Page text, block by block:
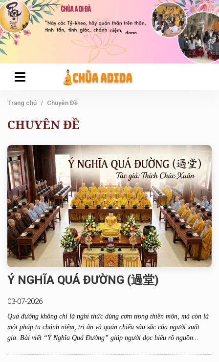
Trang chủ Chuyên Đề
CHUYÊN ĐỀ
Ý NGHĨA QUÁ ĐƯỜNG (過堂)
03-07-2026
Quá đường không chỉ là nghi thức dùng cơm trong thiền môn, mà còn là
một pháp tu chánh niệm, tri ân và quán chiếu sâu sắc của người xuất
gia. Bài viết “Ý Nghĩa Quá Đường” giúp người đọc hiểu rõ nguồn...